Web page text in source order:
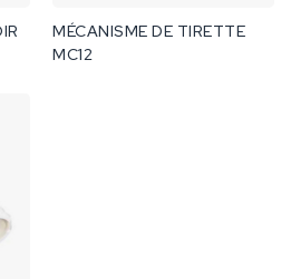
MÉCANISME DE TIRETTE
MC12